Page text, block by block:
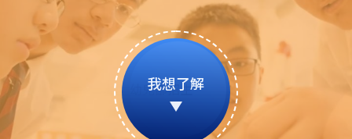
我想了解